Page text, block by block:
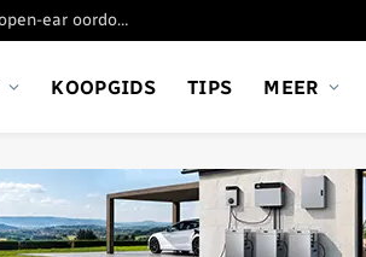
Nothing’s submerk CMF brengt Clip Pro uit: eerste open-ear oordopjes
KOOPGIDS TIPS MEER